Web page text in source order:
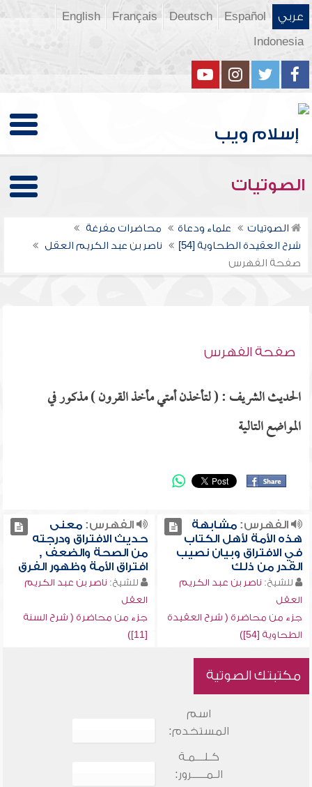
عربي Español
Deutsch
Français
English
Indonesia
الصوتيات
الصوتيات علماء ودعاة
محاضرات مفرغة
شرح العقيدة الطحاوية [54]
ناصر بن عبد الكريم العقل
صفحة الفهرس
صفحة الفهرس
الحديث الشريف : ( لتأخذن أمتي مأخذ القرون ) مذكور في
المواضع التالية
الفهرس:مشابهة
هذه الأمة لأهل الكتاب
في الافتراق وبيان نصيب
القدر من ذلك
للشيخ: ناصر بن عبد الكريم
العقل
جزء من محاضرة ( شرح العقيدة
الطحاوية [54])
الفهرس:معنى
حديث الافتراق ودرجته
من الصحة والضعف ,
افتراق الأمة وظهور الفرق
للشيخ: ناصر بن عبد الكريم
العقل
جزء من محاضرة ( شرح السنة
[11])
مكتبتك الصوتية
اسم
المستخدم:
كـلـــمـة
الـمـــــرور: